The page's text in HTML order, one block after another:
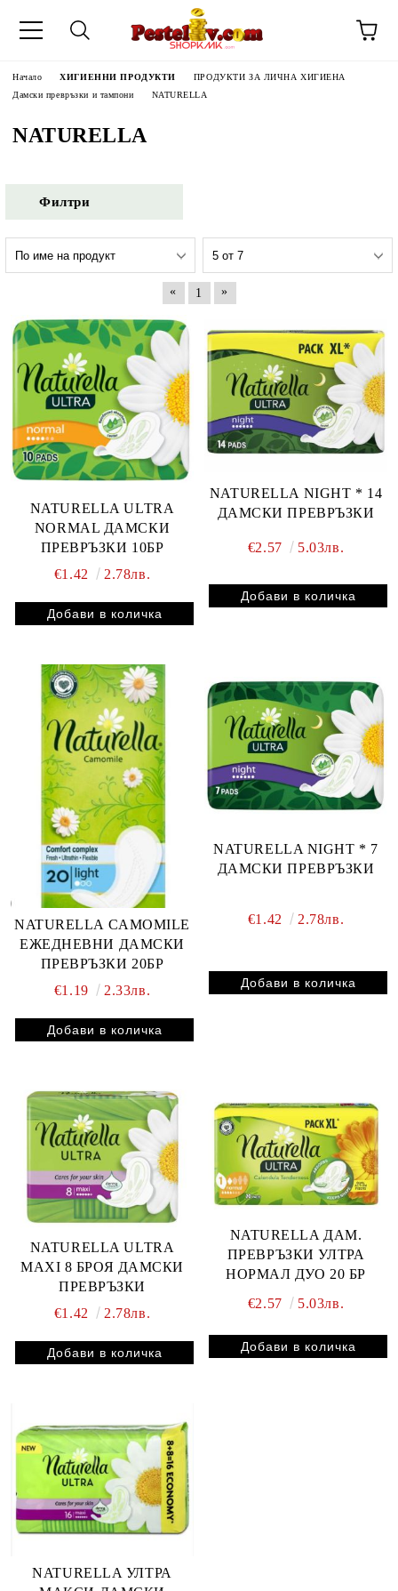
НА
Начало ХИГИЕННИ ПРОДУКТИ
ПРОДУКТИ ЗА ЛИЧНА ХИГИЕНА
Дамски превръзки и тампони
NATURELLA
NATURELLA
Филтри
« 1 »
NATURELLA ULTRA
NORMAL ДАМСКИ
ПРЕВРЪЗКИ 10БР
€1.42
2.78лв.
NATURELLA NIGHT * 14
ДАМСКИ ПРЕВРЪЗКИ
€2.57 5.03лв.
NATURELLA CAMOMILE
ЕЖЕДНЕВНИ ДАМСКИ
ПРЕВРЪЗКИ 20БР
€1.19
2.33лв.
NATURELLA NIGHT * 7
ДАМСКИ ПРЕВРЪЗКИ
€1.42 2.78лв.
NATURELLA ULTRA
MAXI 8 БРОЯ ДАМСКИ
ПРЕВРЪЗКИ
€1.42
2.78лв.
NATURELLA ДАМ.
ПРЕВРЪЗКИ УЛТРА
НОРМАЛ ДУО 20 БР
€2.57
5.03лв.
NATURELLA УЛТРА